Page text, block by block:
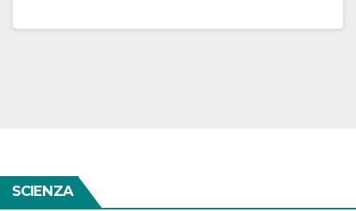
SCIENZA